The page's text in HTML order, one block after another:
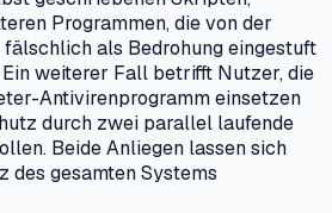
Programmen, die von der
als Bedrohung eingestuft
weiterer Fall betrifft Nutzer, die
Antivirenprogramm einsetzen
durch zwei parallel laufende
Beide Anliegen lassen sich
des gesamten Systems